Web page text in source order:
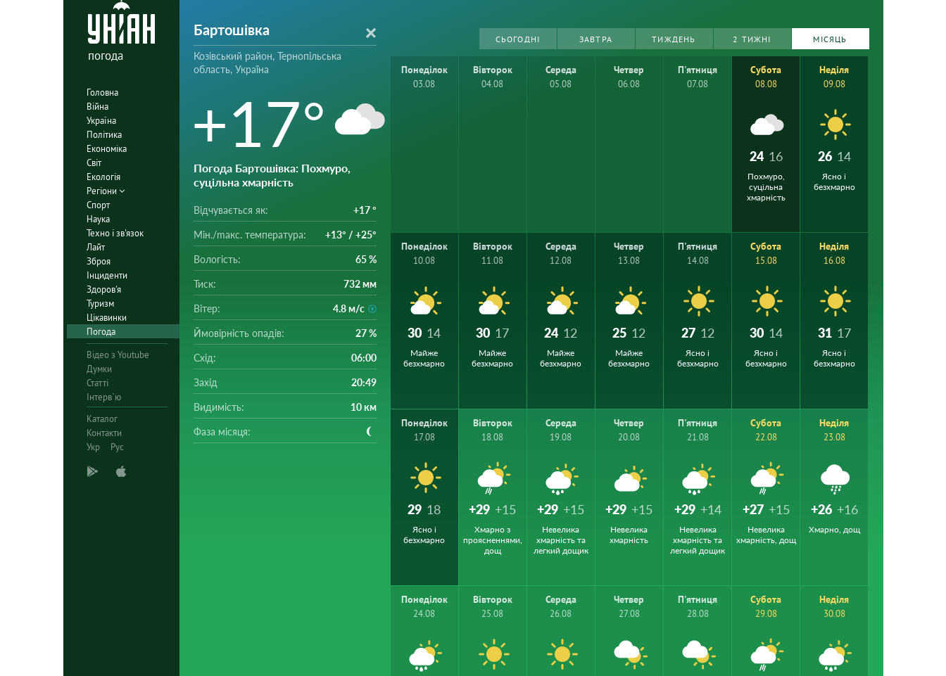
погода
Головна
Війна
Україна
Політика
Економіка
Світ
Екологія
Регіони
Спорт
Наука
Техно і зв'язок
Лайт
Зброя
Інциденти
Здоров'я
Туризм
Цікавинки
Погода
Відео з Youtube
Думки
Статті
Інтерв`ю
Каталог
Контакти
Укр
Рус
Бартошівка
Козівський район, Тернопільська
область, Україна
+17°
Погода Бартошівка: Похмуро,
суцільна хмарність
Відчувається як: +17 °
Мін./mакс. температура: +13° / +25°
Вологість: 65 %
Тиск: 732 мм
Вітер: 4.8 м/с
Ймовірність опадів: 27 %
Схід: 06:00
Захід 20:49
Видимість: 10 км
Фаза місяця:
СЬОГОДНІ ЗАВТРА ТИЖДЕНЬ 2 ТИЖНІ МІСЯЦЬ
Понеділок
03.08
Вівторок
04.08
Середа
05.08
Четвер
06.08
П'ятниця
07.08
Субота
08.08
24 16
Похмуро,
суцільна
хмарність
Неділя
09.08
26 14
Ясно і
безхмарно
Понеділок
10.08
30 14
Майже
безхмарно
Вівторок
11.08
30 17
Майже
безхмарно
Середа
12.08
24 12
Майже
безхмарно
Четвер
13.08
25 12
Майже
безхмарно
П'ятниця
14.08
27 12
Ясно і
безхмарно
Субота
15.08
30 14
Ясно і
безхмарно
Неділя
16.08
31 17
Ясно і
безхмарно
Понеділок
17.08
29 18
Ясно і
безхмарно
Вівторок
18.08
+29 +15
Хмарно з
проясненнями,
дощ
Середа
19.08
+29 +15
Невелика
хмарність та
легкий дощик
Четвер
20.08
+29 +15
Невелика
хмарність
П'ятниця
21.08
+29 +14
Невелика
хмарність та
легкий дощик
Субота
22.08
+27 +15
Невелика
хмарність, дощ
Неділя
23.08
+26 +16
Хмарно, дощ
Понеділок
24.08
Вівторок
25.08
Середа
26.08
Четвер
27.08
П'ятниця
28.08
Субота
29.08
Неділя
30.08